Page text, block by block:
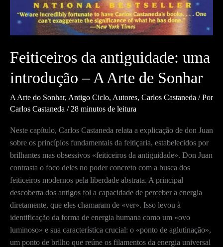
Feiticeiros da antiguidade: uma
introdução – A Arte de Sonhar
A Arte do Sonhar, Antigo Ciclo, Autores, Carlos Castaneda / Por
Carlos Castaneda / 28 minutos de leitura
Neste capítulo, Carlos Castaneda relata a explicação de don Juan
sobre os princípios fundamentais da feitiçaria, estabelecidos por
brilhantes mas obsessivos «feiticeiros da antiguidade». Don Juan
contrasta o foco deles no poder concreto com a busca dos
feiticeiros modernos pela liberdade abstrata. A principal
descoberta dos antigos foi a capacidade de perceber a energia
diretamente, que eles chamaram de «ver». Isso levou à
identificação da forma de energia humana como um «ovo
luminoso» e sua característica crucial: o «ponto de aglutinação»,
um ponto de brilho que reúne os filamentos da energia universal